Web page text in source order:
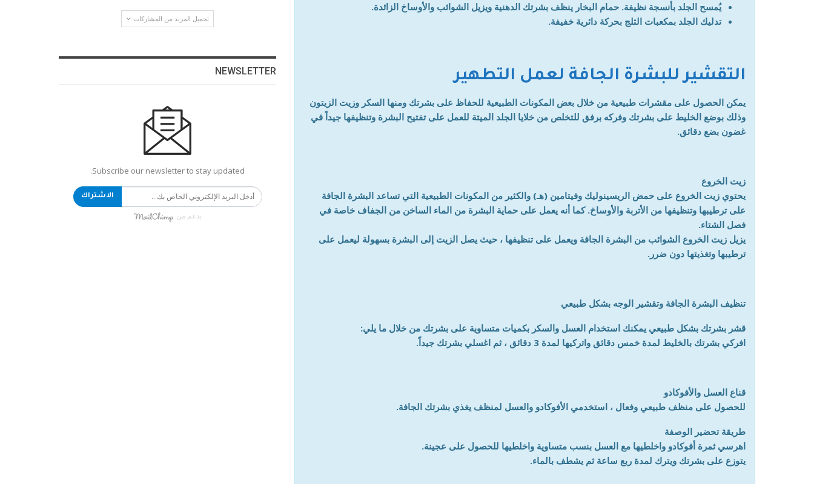
يُمسح الجلد بأنسجة نظيفة. حمام البخار ينظف بشرتك الدهنية ويزيل الشوائب والأوساخ الزائدة.
تدليك الجلد بمكعبات الثلج بحركة دائرية خفيفة.
التقشير للبشرة الجافة لعمل التطهير
يمكن الحصول على مقشرات طبيعية من خلال بعض المكونات الطبيعية للحفاظ على بشرتك ومنها السكر وزيت الزيتون
وذلك بوضع الخليط على بشرتك وفركه برفق للتخلص من خلايا الجلد الميتة للعمل على تفتيح البشرة وتنظيفها جيداً في
غضون بضع دقائق.
زيت الخروع
يحتوي زيت الخروع على حمض الريسينوليك وفيتامين (هـ) والكثير من المكونات الطبيعية التي تساعد البشرة الجافة
على ترطيبها وتنظيفها من الأتربة والأوساخ. كما أنه يعمل على حماية البشرة من الماء الساخن من الجفاف خاصة في
فصل الشتاء.
يزيل زيت الخروع الشوائب من البشرة الجافة ويعمل على تنظيفها ، حيث يصل الزيت إلى البشرة بسهولة ليعمل على
ترطيبها وتغذيتها دون ضرر.
تنظيف البشرة الجافة وتقشير الوجه بشكل طبيعي
قشر بشرتك بشكل طبيعي يمكنك استخدام العسل والسكر بكميات متساوية على بشرتك من خلال ما يلي:
افركي بشرتك بالخليط لمدة خمس دقائق واتركيها لمدة 3 دقائق ، ثم اغسلي بشرتك جيداً.
قناع العسل والأفوكادو
للحصول على منظف طبيعي وفعال ، استخدمي الأفوكادو والعسل لمنظف يغذي بشرتك الجافة.
طريقة تحضير الوصفة
اهرسي ثمرة أفوكادو واخلطيها مع العسل بنسب متساوية واخلطيها للحصول على عجينة.
يتوزع على بشرتك ويترك لمدة ربع ساعة ثم يشطف بالماء.
تحميل المزيد من المشاركات
NEWSLETTER
Subscribe our newsletter to stay updated.
الاشتراك
بدعم من